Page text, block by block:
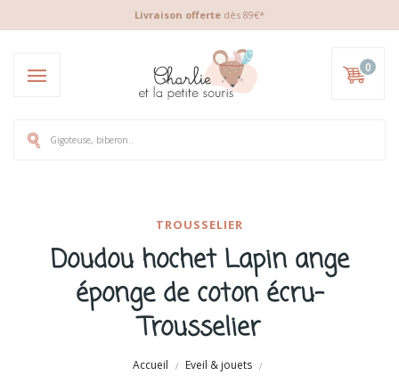
Livraison offerte dès 89€*
0
TROUSSELIER
Doudou hochet Lapin ange
éponge de coton écru-
Trousselier
Accueil Eveil & jouets